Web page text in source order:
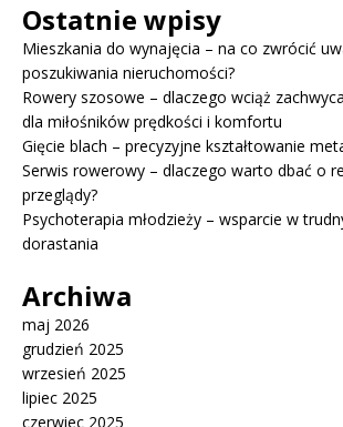
Ostatnie wpisy
Mieszkania do wynajęcia – na co zwrócić
poszukiwania nieruchomości?
Rowery szosowe – dlaczego wciąż
dla miłośników prędkości i komfortu
Gięcie blach – precyzyjne kształtowanie
Serwis rowerowy – dlaczego warto dbać o
przeglądy?
Psychoterapia młodzieży – wsparcie w
dorastania
Archiwa
maj 2026
grudzień 2025
wrzesień 2025
lipiec 2025
czerwiec 2025